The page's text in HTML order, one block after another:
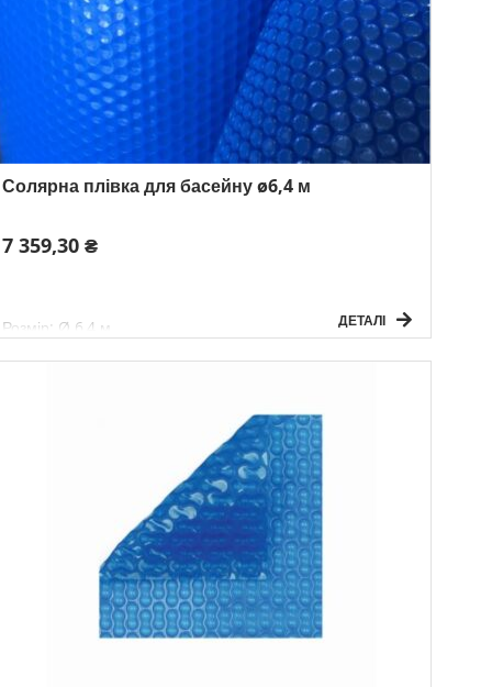
Солярна плівка для басейну ø6,4 м
7 359,30 ₴
Розмір: Ø 6,4 м
Вага: 6 кг
ДЕТАЛІ